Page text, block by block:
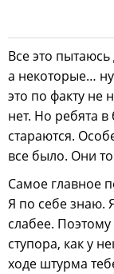
Все это
а некоторые…
это по факту не
нет. Но ребята
стараются.
все было. Они
Самое главное
Я по себе знаю.
слабее.
ступора, как у
ходе штурма